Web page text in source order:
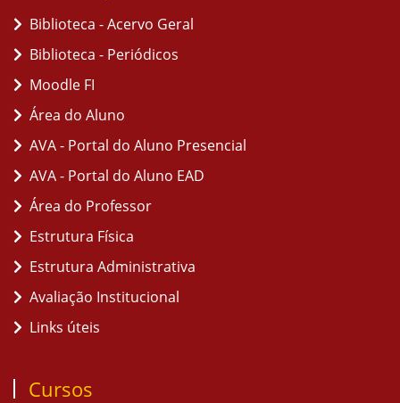
Biblioteca - Acervo Geral
Biblioteca - Periódicos
Moodle FI
Área do Aluno
AVA - Portal do Aluno Presencial
AVA - Portal do Aluno EAD
Área do Professor
Estrutura Física
Estrutura Administrativa
Avaliação Institucional
Links úteis
Cursos